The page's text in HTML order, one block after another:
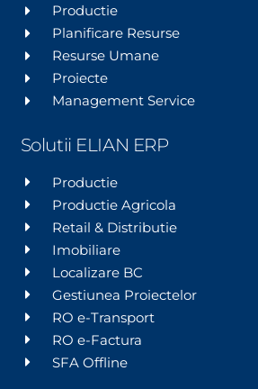
Productie
Planificare Resurse
Resurse Umane
Proiecte
Management Service
Solutii ELIAN ERP
Productie
Productie Agricola
Retail & Distributie
Imobiliare
Localizare BC
Gestiunea Proiectelor
RO e-Transport
RO e-Factura
SFA Offline